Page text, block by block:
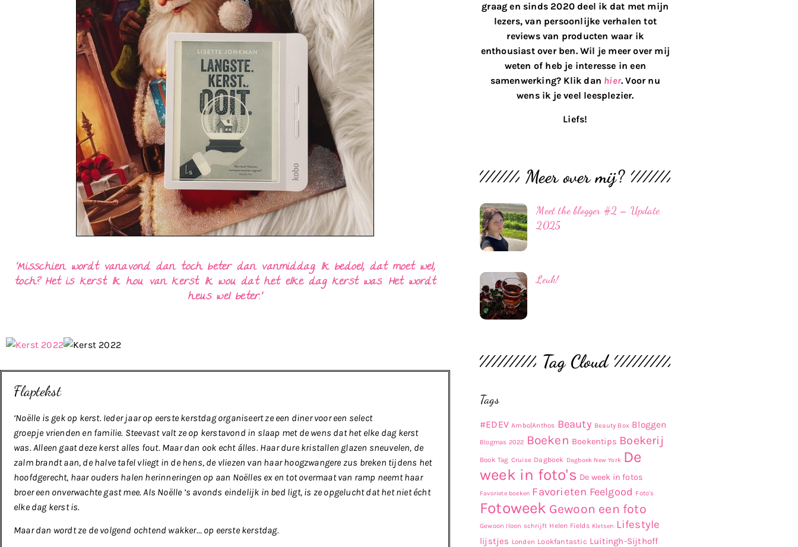
‘Misschien wordt vanavond dan toch beter dan vanmiddag. Ik bedoel, dat moet wel,
toch? Het is kerst. Ik hou van kerst. Ik wou dat het elke dag kerst was. Het wordt
heus wel beter.’
Flaptekst
‘Noëlle is gek op kerst. Ieder jaar op eerste kerstdag organiseert ze een diner voor een select
groepje vrienden en familie. Steevast valt ze op kerstavond in slaap met de wens dat het elke dag kerst
was. Alleen gaat deze kerst alles fout. Maar dan ook echt álles. Haar dure kristallen glazen sneuvelen, de
zalm brandt aan, de halve tafel vliegt in de hens, de vliezen van haar hoogzwangere zus breken tijdens het
hoofdgerecht, haar ouders halen herinneringen op aan Noëlles ex en tot overmaat van ramp neemt haar
broer een onverwachte gast mee. Als Noëlle ’s avonds eindelijk in bed ligt, is ze opgelucht dat het niet écht
elke dag kerst is.
Maar dan wordt ze de volgend ochtend wakker… op eerste kerstdag.
graag en sinds 2020 deel ik dat met mijn
lezers, van persoonlijke verhalen tot
reviews van producten waar ik
enthousiast over ben. Wil je meer over mij
weten of heb je interesse in een
samenwerking? Klik dan hier. Voor nu
wens ik je veel leesplezier.
Liefs!
Meer over mij?
Meet the blogger #2 – Update
2025
Leuk!
Tag Cloud
Tags
#EDEV Ambo|Anthos Beauty Beauty Box Bloggen
Blogmas 2022 Boeken Boekentips Boekerij
Book Tag Cruise Dagboek Dagboek New York De
week in foto's De week in fotos
Favoriete boeken Favorieten Feelgood Foto's
Fotoweek Gewoon een foto
Gewoon Iloon schrijft Helen Fields Kletsen Lifestyle
lijstjes Londen Lookfantastic Luitingh-Sijthoff